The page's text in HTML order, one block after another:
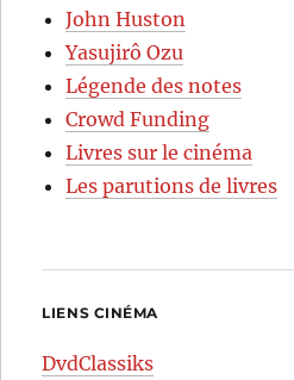
John Huston
Yasujirô Ozu
Légende des notes
Crowd Funding
Livres sur le cinéma
Les parutions de livres
LIENS CINÉMA
DvdClassiks